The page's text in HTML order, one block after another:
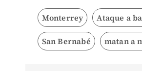
Monterrey Ataque a
San Bernabé matan a